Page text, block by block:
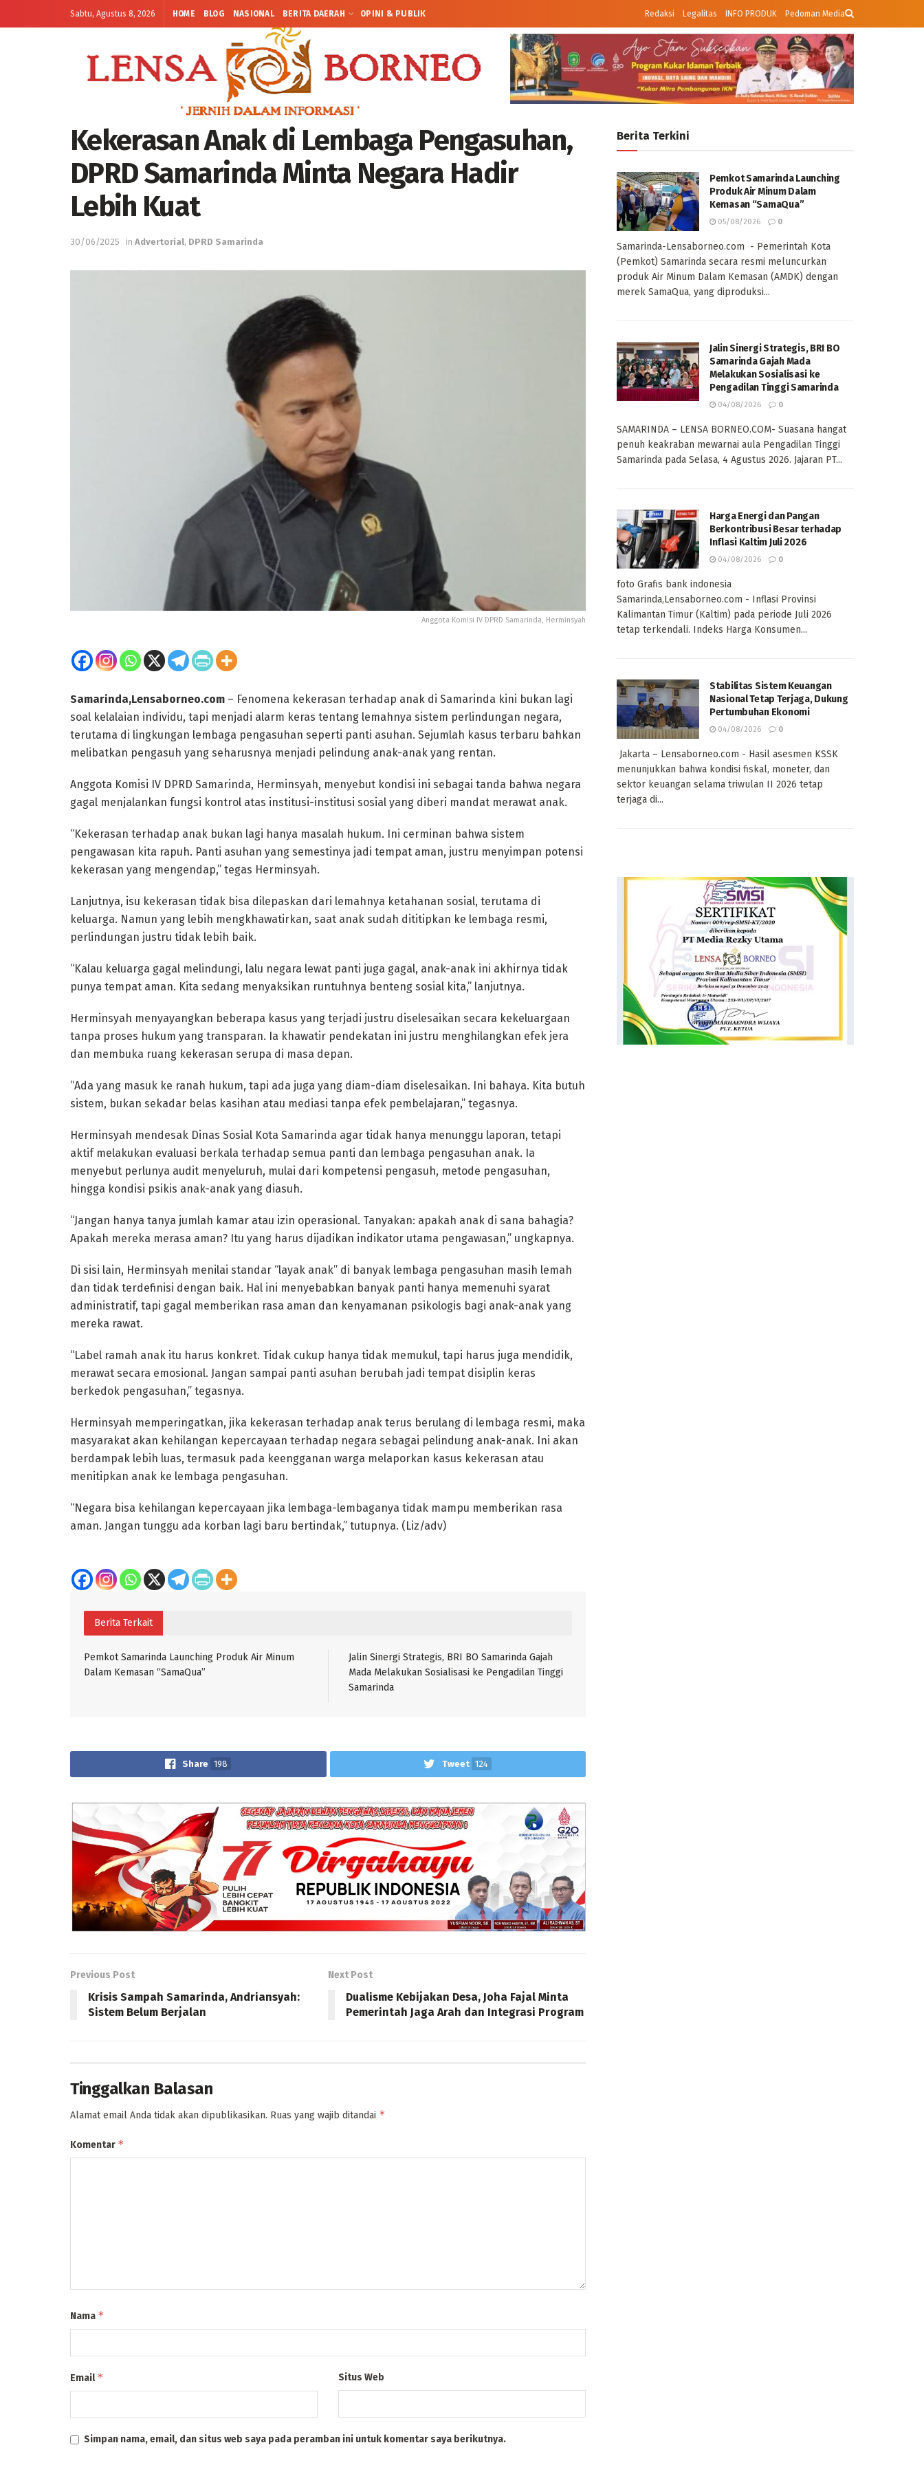
Sabtu, Agustus 8, 2026 HOME BLOG NASIONAL BERITA DAERAH OPINI & PUBLIK Redaksi Legalitas INFO PRODUK Pedoman Media
Kekerasan Anak di Lembaga Pengasuhan,
DPRD Samarinda Minta Negara Hadir
Lebih Kuat
30/06/2025 in Advertorial, DPRD Samarinda
Anggota Komisi IV DPRD Samarinda, Herminsyah
Samarinda,Lensaborneo.com – Fenomena kekerasan terhadap anak di Samarinda kini bukan lagi
soal kelalaian individu, tapi menjadi alarm keras tentang lemahnya sistem perlindungan negara,
terutama di lingkungan lembaga pengasuhan seperti panti asuhan. Sejumlah kasus terbaru bahkan
melibatkan pengasuh yang seharusnya menjadi pelindung anak-anak yang rentan.
Anggota Komisi IV DPRD Samarinda, Herminsyah, menyebut kondisi ini sebagai tanda bahwa negara
gagal menjalankan fungsi kontrol atas institusi-institusi sosial yang diberi mandat merawat anak.
“Kekerasan terhadap anak bukan lagi hanya masalah hukum. Ini cerminan bahwa sistem
pengawasan kita rapuh. Panti asuhan yang semestinya jadi tempat aman, justru menyimpan potensi
kekerasan yang mengendap,” tegas Herminsyah.
Lanjutnya, isu kekerasan tidak bisa dilepaskan dari lemahnya ketahanan sosial, terutama di
keluarga. Namun yang lebih mengkhawatirkan, saat anak sudah dititipkan ke lembaga resmi,
perlindungan justru tidak lebih baik.
“Kalau keluarga gagal melindungi, lalu negara lewat panti juga gagal, anak-anak ini akhirnya tidak
punya tempat aman. Kita sedang menyaksikan runtuhnya benteng sosial kita,” lanjutnya.
Herminsyah menyayangkan beberapa kasus yang terjadi justru diselesaikan secara kekeluargaan
tanpa proses hukum yang transparan. Ia khawatir pendekatan ini justru menghilangkan efek jera
dan membuka ruang kekerasan serupa di masa depan.
“Ada yang masuk ke ranah hukum, tapi ada juga yang diam-diam diselesaikan. Ini bahaya. Kita butuh
sistem, bukan sekadar belas kasihan atau mediasi tanpa efek pembelajaran,” tegasnya.
Herminsyah mendesak Dinas Sosial Kota Samarinda agar tidak hanya menunggu laporan, tetapi
aktif melakukan evaluasi berkala terhadap semua panti dan lembaga pengasuhan anak. Ia
menyebut perlunya audit menyeluruh, mulai dari kompetensi pengasuh, metode pengasuhan,
hingga kondisi psikis anak-anak yang diasuh.
“Jangan hanya tanya jumlah kamar atau izin operasional. Tanyakan: apakah anak di sana bahagia?
Apakah mereka merasa aman? Itu yang harus dijadikan indikator utama pengawasan,” ungkapnya.
Di sisi lain, Herminsyah menilai standar “layak anak” di banyak lembaga pengasuhan masih lemah
dan tidak terdefinisi dengan baik. Hal ini menyebabkan banyak panti hanya memenuhi syarat
administratif, tapi gagal memberikan rasa aman dan kenyamanan psikologis bagi anak-anak yang
mereka rawat.
“Label ramah anak itu harus konkret. Tidak cukup hanya tidak memukul, tapi harus juga mendidik,
merawat secara emosional. Jangan sampai panti asuhan berubah jadi tempat disiplin keras
berkedok pengasuhan,” tegasnya.
Herminsyah memperingatkan, jika kekerasan terhadap anak terus berulang di lembaga resmi, maka
masyarakat akan kehilangan kepercayaan terhadap negara sebagai pelindung anak-anak. Ini akan
berdampak lebih luas, termasuk pada keengganan warga melaporkan kasus kekerasan atau
menitipkan anak ke lembaga pengasuhan.
“Negara bisa kehilangan kepercayaan jika lembaga-lembaganya tidak mampu memberikan rasa
aman. Jangan tunggu ada korban lagi baru bertindak,” tutupnya. (Liz/adv)
Berita Terkait
Pemkot Samarinda Launching Produk Air Minum
Dalam Kemasan “SamaQua”
Jalin Sinergi Strategis, BRI BO Samarinda Gajah
Mada Melakukan Sosialisasi ke Pengadilan Tinggi
Samarinda
Share 198 Tweet 124
Previous Post
Krisis Sampah Samarinda, Andriansyah:
Sistem Belum Berjalan
Next Post
Dualisme Kebijakan Desa, Joha Fajal Minta
Pemerintah Jaga Arah dan Integrasi Program
Tinggalkan Balasan
Alamat email Anda tidak akan dipublikasikan. Ruas yang wajib ditandai *
Komentar *
Nama *
Email* Situs Web
Simpan nama, email, dan situs web saya pada peramban ini untuk komentar saya berikutnya.
Berita Terkini
Pemkot Samarinda Launching
Produk Air Minum Dalam
Kemasan “SamaQua”
05/08/2026 0
Samarinda-Lensaborneo.com - Pemerintah Kota
(Pemkot) Samarinda secara resmi meluncurkan
produk Air Minum Dalam Kemasan (AMDK) dengan
merek SamaQua, yang diproduksi...
Jalin Sinergi Strategis, BRI BO
Samarinda Gajah Mada
Melakukan Sosialisasi ke
Pengadilan Tinggi Samarinda
04/08/2026 0
SAMARINDA – LENSA BORNEO.COM- Suasana hangat
penuh keakraban mewarnai aula Pengadilan Tinggi
Samarinda pada Selasa, 4 Agustus 2026. Jajaran PT...
Harga Energi dan Pangan
Berkontribusi Besar terhadap
Inflasi Kaltim Juli 2026
04/08/2026 0
foto Grafis bank indonesia
Samarinda,Lensaborneo.com - Inflasi Provinsi
Kalimantan Timur (Kaltim) pada periode Juli 2026
tetap terkendali. Indeks Harga Konsumen...
Stabilitas Sistem Keuangan
Nasional Tetap Terjaga, Dukung
Pertumbuhan Ekonomi
04/08/2026 0
Jakarta – Lensaborneo.com - Hasil asesmen KSSK
menunjukkan bahwa kondisi fiskal, moneter, dan
sektor keuangan selama triwulan II 2026 tetap
terjaga di...